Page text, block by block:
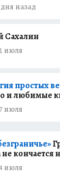
назад
Сахалин
июля
простых
и любимые
июля
кончается
июля